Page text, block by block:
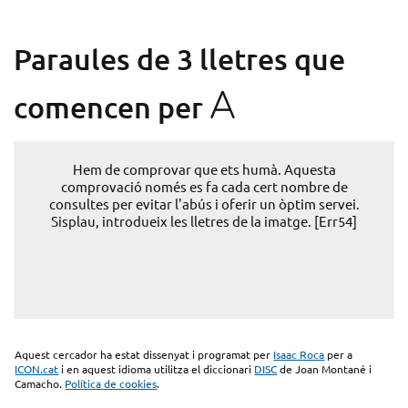
Paraules de 3 lletres que
comencen per A
Hem de comprovar que ets humà. Aquesta
comprovació només es fa cada cert nombre de
consultes per evitar l'abús i oferir un òptim servei.
Sisplau, introdueix les lletres de la imatge. [Err54]
Aquest cercador ha estat dissenyat i programat per Isaac Roca per a
ICON.cat i en aquest idioma utilitza el diccionari DISCde Joan Montané i
Camacho. Política de cookies.